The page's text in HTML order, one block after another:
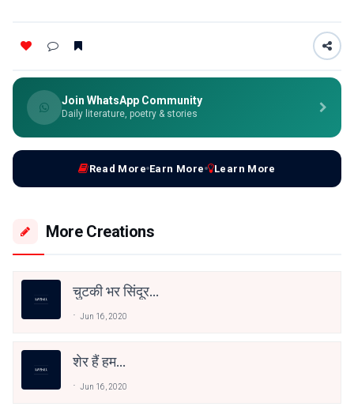
Join WhatsApp Community
Daily literature, poetry & stories
Read More Earn More Learn More
More Creations
चुटकी भर सिंदूर…
Jun 16, 2020
शेर हैं हम…
Jun 16, 2020